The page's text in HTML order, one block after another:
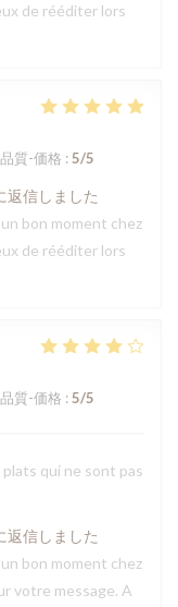
de rééditer lors
品質-価格 : 5/5
返信しました
bon moment chez
de rééditer lors
品質-価格 : 5/5
qui ne sont pas
返信しました
bon moment chez
votre message. A